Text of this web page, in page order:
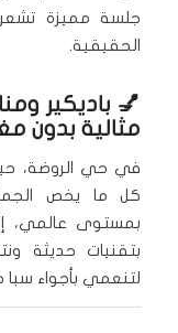
جلسة مميزة
الحقيقية.
💅 باديكير
مثالية بدون
في حي الروضة،
كل ما يخص
بمستوى عالمي،
بتقنيات حديثة
لتنعمي بأجواء